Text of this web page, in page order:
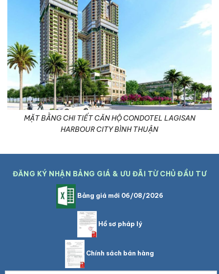
MẶT BẰNG CHI TIẾT CĂN HỘ CONDOTEL LAGISAN
HARBOUR CITY BÌNH THUẬN
ĐĂNG KÝ NHẬN BẢNG GIÁ & ƯU ĐÃI TỪ CHỦ ĐẦU TƯ
Bảng giá mới 06/08/2026
Hồ sơ pháp lý
Chính sách bán hàng